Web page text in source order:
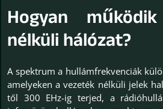
Hogyan
nélküli hálózat?
A spektrum a hullámfrekvenciák
amelyeken a vezeték nélküli jelek
től 300 EHz-ig terjed, a